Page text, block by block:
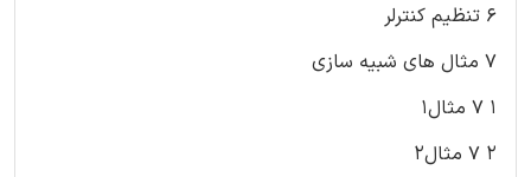
6 تنظیم کنترلر
7 مثال های شبیه سازی
1 ‌7 مثال1
2 ‌7 مثال2